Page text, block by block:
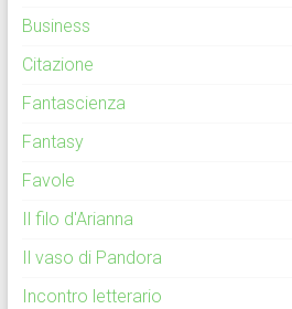
Business
Citazione
Fantascienza
Fantasy
Favole
Il filo d'Arianna
Il vaso di Pandora
Incontro letterario